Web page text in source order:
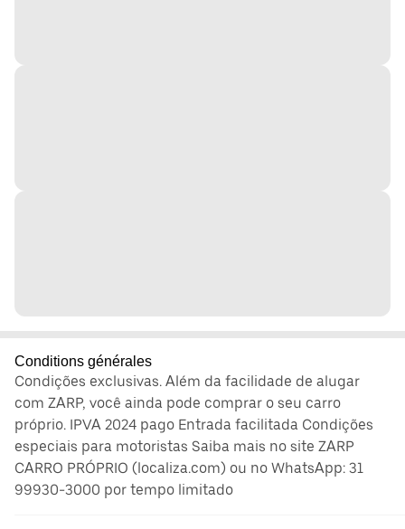
Conditions générales
Condições exclusivas. Além da facilidade de alugar
com ZARP, você ainda pode comprar o seu carro
próprio. IPVA 2024 pago Entrada facilitada Condições
especiais para motoristas Saiba mais no site ZARP
CARRO PRÓPRIO (localiza.com) ou no WhatsApp: 31
99930-3000 por tempo limitado